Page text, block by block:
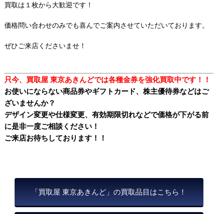
買取は１枚から大歓迎です！
価格問い合わせのみでも喜んでご案内させていただいております。
ぜひご来店くださいませ！
只今、買取屋 東京あきんどでは各種金券を強化買取中です！！
お使いにならない商品券やギフトカード、株主優待券などはご
ざいませんか？
デザイン変更や仕様変更、有効期限切れなどで価格が下がる前
に是非一度ご相談ください！
ご来店お待ちしております！！
「買取屋 東京あきんど」の買取品目はこちら！